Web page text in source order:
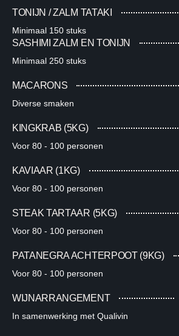
TONIJN / ZALM TATAKI
Minimaal 150 stuks
SASHIMI ZALM EN TONIJN​
​Minimaal 250 stuks​
MACARONS​
Diverse smaken​
KINGKRAB (5KG)​
Voor 80 - 100 personen​
KAVIAAR (1KG)​
Voor 80 - 100 personen​
STEAK TARTAAR (5KG)​
Voor 80 - 100 personen​
PATANEGRA ACHTERPOOT (9KG)​
Voor 80 - 100 personen
WIJNARRANGEMENT​
In samenwerking met Qualivin​